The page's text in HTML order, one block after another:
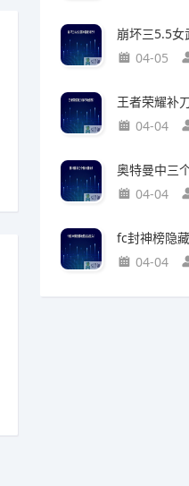
04-05
04-04
04-04
04-04